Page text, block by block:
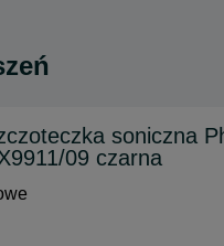
soniczna
09 czarna